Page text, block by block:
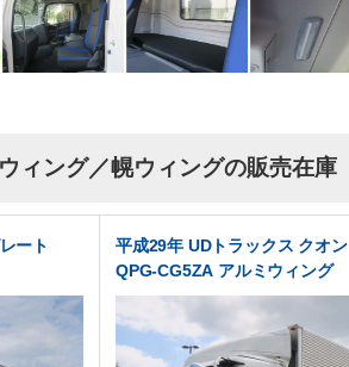
ィング／幌ウィングの販売在庫
ート
平成29年 UDトラックス クオン
QPG-CG5ZA アルミウィング